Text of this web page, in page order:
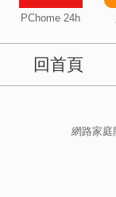
PChome 24h
回首頁
網路家庭